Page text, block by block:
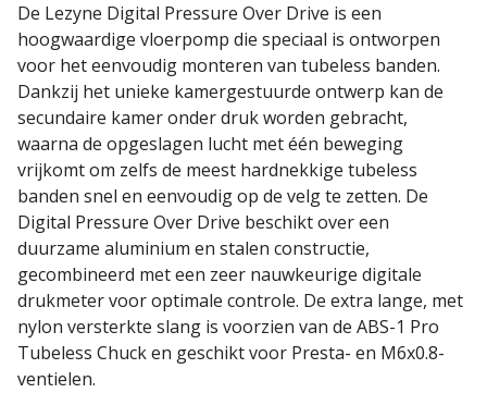
De Lezyne Digital Pressure Over Drive is een
hoogwaardige vloerpomp die speciaal is ontworpen
voor het eenvoudig monteren van tubeless banden.
Dankzij het unieke kamergestuurde ontwerp kan de
secundaire kamer onder druk worden gebracht,
waarna de opgeslagen lucht met één beweging
vrijkomt om zelfs de meest hardnekkige tubeless
banden snel en eenvoudig op de velg te zetten. De
Digital Pressure Over Drive beschikt over een
duurzame aluminium en stalen constructie,
gecombineerd met een zeer nauwkeurige digitale
drukmeter voor optimale controle. De extra lange, met
nylon versterkte slang is voorzien van de ABS-1 Pro
Tubeless Chuck en geschikt voor Presta- en M6x0.8-
ventielen.